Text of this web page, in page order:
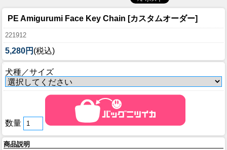
PE Amigurumi Face Key Chain [カスタムオーダー]
221912
5,280円 (税込)
犬種／サイズ
数量
商品説明